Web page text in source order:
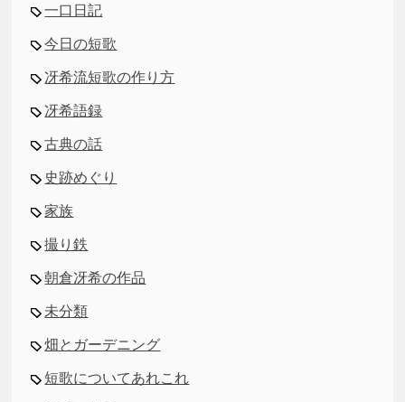
一口日記
今日の短歌
冴希流短歌の作り方
冴希語録
古典の話
史跡めぐり
家族
撮り鉄
朝倉冴希の作品
未分類
畑とガーデニング
短歌についてあれこれ